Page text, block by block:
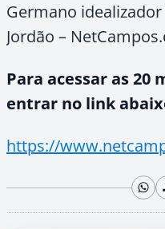
Germano
Jordão –
Para acessar as 20
entrar no link
https://